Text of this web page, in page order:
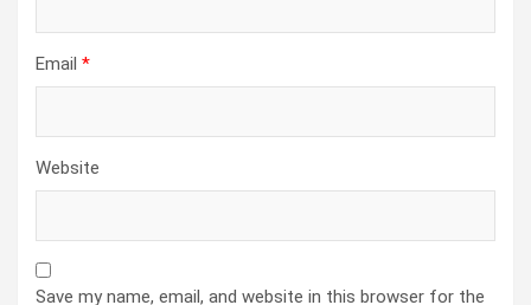
Email *
Website
Save my name, email, and website in this browser for the